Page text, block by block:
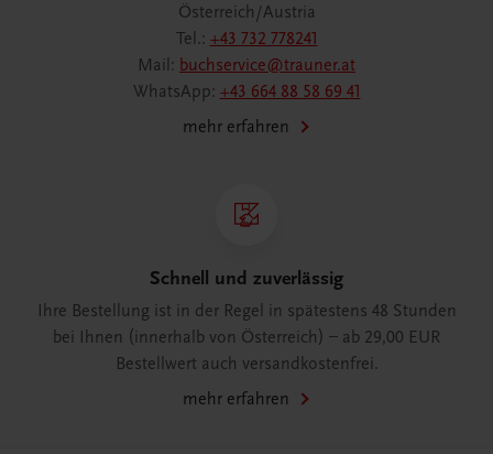
Österreich/Austria
Tel.: +43 732 778241
Mail: buchservice@trauner.at
WhatsApp: +43 664 88 58 69 41
mehr erfahren
Schnell und zuverlässig
Ihre Bestellung ist in der Regel in spätestens 48 Stunden
bei Ihnen (innerhalb von Österreich) – ab 29,00 EUR
Bestellwert auch versandkostenfrei.
mehr erfahren